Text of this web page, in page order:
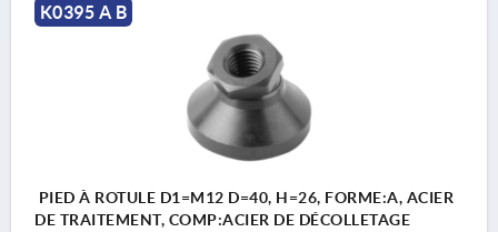
K0395 A B
PIED À ROTULE D1=M12 D=40, H=26, FORME:A, ACIER
DE TRAITEMENT, COMP:ACIER DE DÉCOLLETAGE